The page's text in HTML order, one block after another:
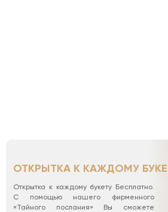
ОТКРЫТКА К КАЖДОМУ
Открытка к каждому букету Бесплатно.
С помощью нашего фирменного
«Тайного послания» Вы сможете